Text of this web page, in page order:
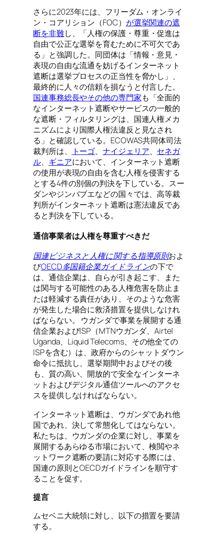
さらに2023年には、フリーダム・オンライ
ン・コアリション（FOC） が選挙関連の遮
断を非難し、「人権の保護・尊重・促進は
自由で公正な選挙を育むために不可欠であ
る」と強調した。同団体は「情報・意見・
表現の自由な流通を妨げるインターネット
遮断は選挙プロセスの正当性を脅かし」、
最終的に人々の信頼を損なうと付言した。
国連事務総長やその他の専門家も「全面的
なインターネット遮断やサービスの一般的
な遮断・フィルタリングは、国連人権メカ
ニズムにより国際人権法違反と見なされ
る」と確認している。ECOWAS共同体司法
裁判所は、
トーゴ、ナイジェリア、 セネガ
ル、 ギニアにおいて、インターネット遮断
の使用が表現の自由を含む人権を侵害する
とする4件の別個の判決を下している。スー
ダンやジンバブエなどの国々では、高等裁
判所がインターネット遮断は憲法違反であ
ると判決を下している。
通信事業者は人権を尊重すべきだ
国連ビジネスと人権に関する指導原則およ
びOECD多国籍企業ガイドラインの下で
は、通信企業は、自らが引き起こす、また
は関与する可能性のある人権危害を防止ま
たは軽減する責任があり、そのような危害
が発生した場合に救済措置を提供しなけれ
ばならない。 ウガンダで事業を展開する通
信企業およびISP（MTNウガンダ、Airtel
Uganda、Liquid Telecoms、その他全ての
ISPを含む）は、政府からのシャットダウン
命令に抵抗し、選挙期間中およびその後
も、質の高い、開放的で安全なインターネ
ットおよびデジタル通信ツールへのアクセ
スを提供しなければならない。
インターネット遮断は、ウガンダであれ他
国であれ、決して常態化してはならない。
私たちは、ウガンダの企業に対し、事業を
展開するあらゆる市場において、検閲やネ
ットワーク遮断の要請に対応する際には、
国連の原則とOECDガイドラインを順守す
ることを促す。
提言
ムセベニ大統領に対し、以下の措置を要請
する。